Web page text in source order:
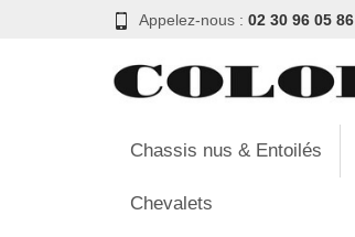
Appelez-nous : 02 30 96 05 86
Chassis nus & Entoilés
Chevalets